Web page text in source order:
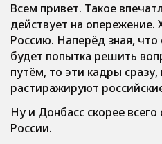
Всем привет. Такое
действует на опережение.
Россию. Наперёд зная,
будет попытка решить
путём, то эти кадры
растиражируют
Ну и Донбасс скорее
России.